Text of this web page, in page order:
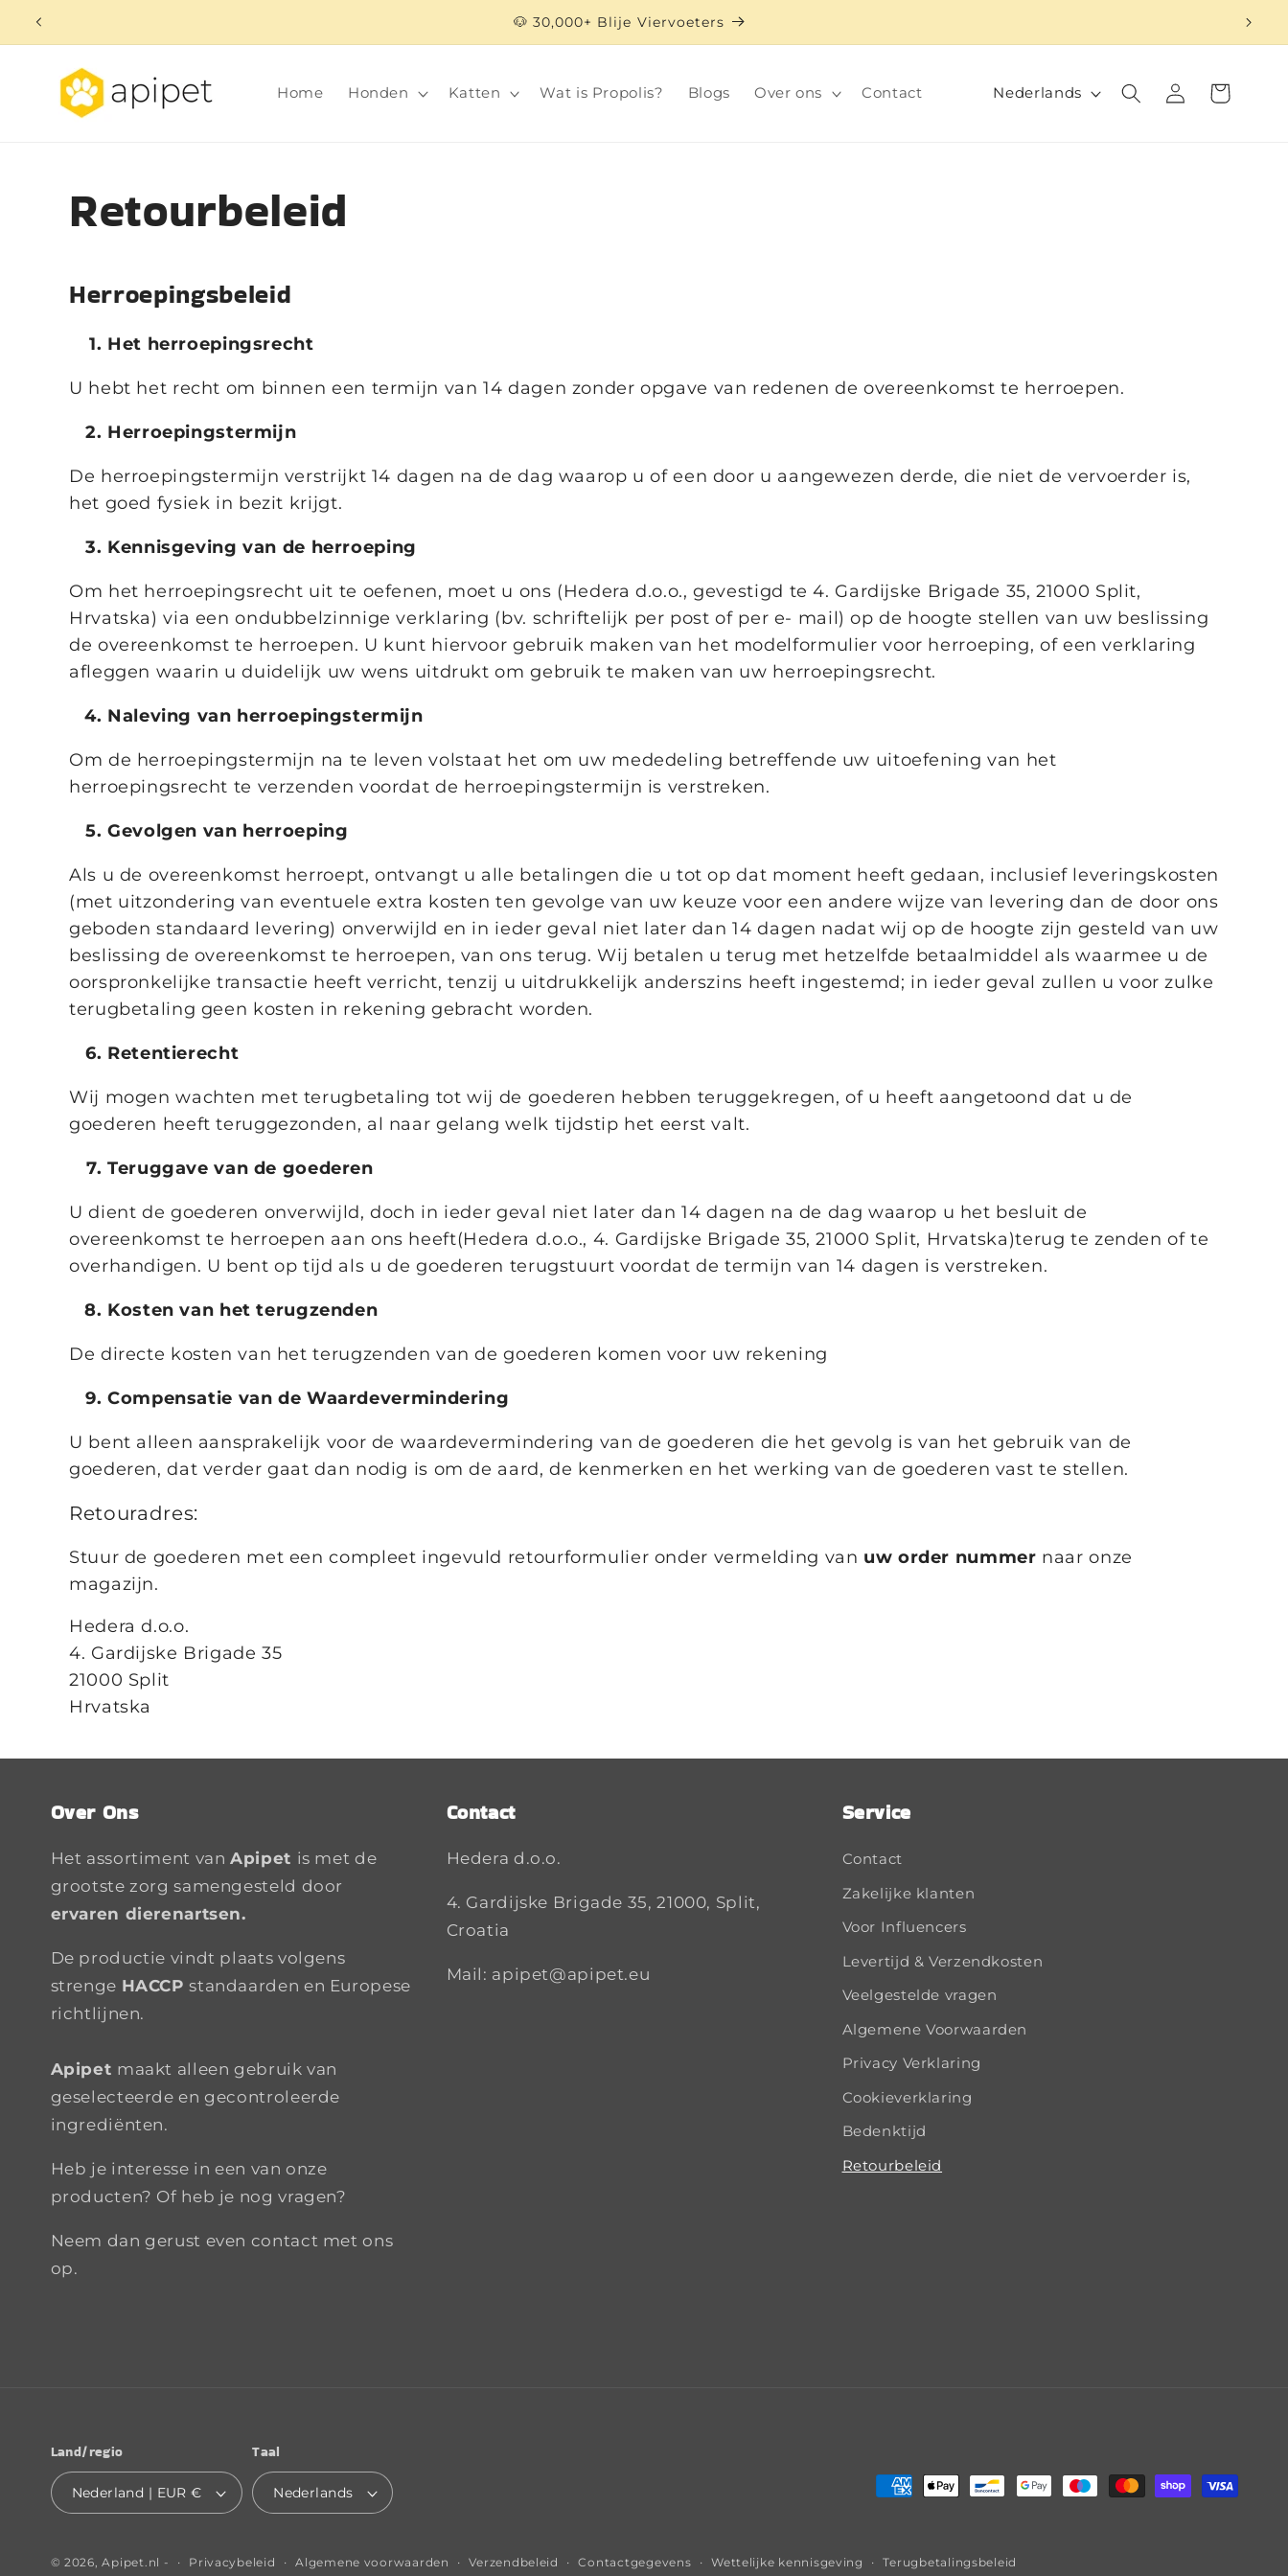
naar de
content
🐶 30,000+ Blije Viervoeters
Home Honden Katten Wat is Propolis? Blogs Over ons Contact
TNederlands Inloggen
Winkelwagen
Retourbeleid
Herroepingsbeleid
Het herroepingsrecht
U hebt het recht om binnen een termijn van 14 dagen zonder opgave van redenen de overeenkomst te herroepen.
Herroepingstermijn
De herroepingstermijn verstrijkt 14 dagen na de dag waarop u of een door u aangewezen derde, die niet de vervoerder is,
het goed fysiek in bezit krijgt.
Kennisgeving van de herroeping
Om het herroepingsrecht uit te oefenen, moet u ons (Hedera d.o.o., gevestigd te 4. Gardijske Brigade 35, 21000 Split,
Hrvatska) via een ondubbelzinnige verklaring (bv. schriftelijk per post of per e- mail) op de hoogte stellen van uw beslissing
de overeenkomst te herroepen. U kunt hiervoor gebruik maken van het modelformulier voor herroeping, of een verklaring
afleggen waarin u duidelijk uw wens uitdrukt om gebruik te maken van uw herroepingsrecht.
Naleving van herroepingstermijn
Om de herroepingstermijn na te leven volstaat het om uw mededeling betreffende uw uitoefening van het
herroepingsrecht te verzenden voordat de herroepingstermijn is verstreken.
Gevolgen van herroeping
Als u de overeenkomst herroept, ontvangt u alle betalingen die u tot op dat moment heeft gedaan, inclusief leveringskosten
(met uitzondering van eventuele extra kosten ten gevolge van uw keuze voor een andere wijze van levering dan de door ons
geboden standaard levering) onverwijld en in ieder geval niet later dan 14 dagen nadat wij op de hoogte zijn gesteld van uw
beslissing de overeenkomst te herroepen, van ons terug. Wij betalen u terug met hetzelfde betaalmiddel als waarmee u de
oorspronkelijke transactie heeft verricht, tenzij u uitdrukkelijk anderszins heeft ingestemd; in ieder geval zullen u voor zulke
terugbetaling geen kosten in rekening gebracht worden.
Retentierecht
Wij mogen wachten met terugbetaling tot wij de goederen hebben teruggekregen, of u heeft aangetoond dat u de
goederen heeft teruggezonden, al naar gelang welk tijdstip het eerst valt.
Teruggave van de goederen
U dient de goederen onverwijld, doch in ieder geval niet later dan 14 dagen na de dag waarop u het besluit de
overeenkomst te herroepen aan ons heeft(Hedera d.o.o., 4. Gardijske Brigade 35, 21000 Split, Hrvatska)terug te zenden of te
overhandigen. U bent op tijd als u de goederen terugstuurt voordat de termijn van 14 dagen is verstreken.
Kosten van het terugzenden
De directe kosten van het terugzenden van de goederen komen voor uw rekening
Compensatie van de Waardevermindering
U bent alleen aansprakelijk voor de waardevermindering van de goederen die het gevolg is van het gebruik van de
goederen, dat verder gaat dan nodig is om de aard, de kenmerken en het werking van de goederen vast te stellen.
Retouradres:
Stuur de goederen met een compleet ingevuld retourformulier onder vermelding van uw order nummer naar onze
magazijn.
Hedera d.o.o.
4. Gardijske Brigade 35
21000 Split
Hrvatska
Over Ons
Het assortiment vanApipet is met de
grootste zorg samengesteld door
ervaren dierenartsen.
De productie vindt plaats volgens
strenge HACCPstandaarden en Europese
richtlijnen.
Apipet maakt alleen gebruik van
geselecteerde en gecontroleerde
ingrediënten.
Heb je interesse in een van onze
producten? Of heb je nog vragen?
Neem dan gerust even contact met ons
op.
Contact
Hedera d.o.o.
4. Gardijske Brigade 35, 21000, Split,
Croatia
Mail: apipet@apipet.eu
Service
Contact
Zakelijke klanten
Voor Influencers
Levertijd & Verzendkosten
Veelgestelde vragen
Algemene Voorwaarden
Privacy Verklaring
Cookieverklaring
Bedenktijd
Retourbeleid
Land/regio
Nederland | EUR €
Taal
Nederlands Betaalmethoden
© 2026,Apipet.nl - Privacybeleid Algemene voorwaarden Verzendbeleid Contactgegevens Wettelijke kennisgeving Terugbetalingsbeleid